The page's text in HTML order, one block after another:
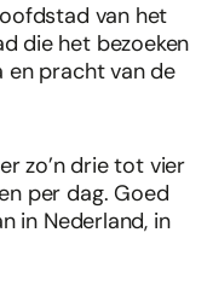
van het
die het bezoeken
en pracht van de
zo’n drie tot vier
per dag. Goed
in Nederland, in